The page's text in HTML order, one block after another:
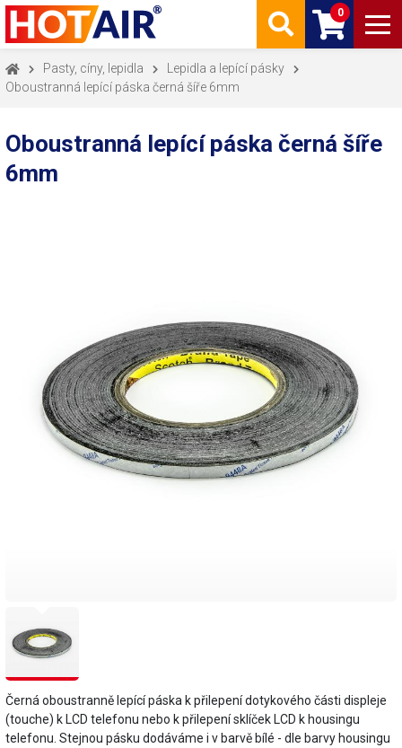
0
Pasty, cíny, lepidla
Lepidla a lepící pásky
Oboustranná lepící páska černá šíře 6mm
Oboustranná lepící páska černá šíře
6mm
Černá oboustranně lepící páska k přilepení dotykového části displeje
(touche) k LCD telefonu nebo k přilepení sklíček LCD k housingu
telefonu. Stejnou pásku dodáváme i v barvě bílé - dle barvy housingu